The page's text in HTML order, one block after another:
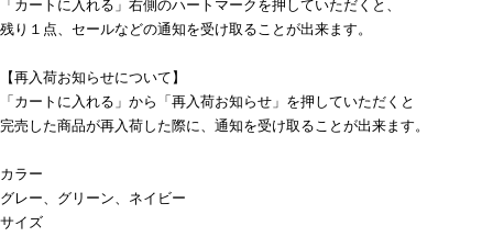
「カートに入れる」右側のハートマークを押していただくと、
残り１点、セールなどの通知を受け取ることが出来ます。
【再入荷お知らせについて】
「カートに入れる」から「再入荷お知らせ」を押していただくと
完売した商品が再入荷した際に、通知を受け取ることが出来ます。
カラー
グレー、グリーン、ネイビー
サイズ